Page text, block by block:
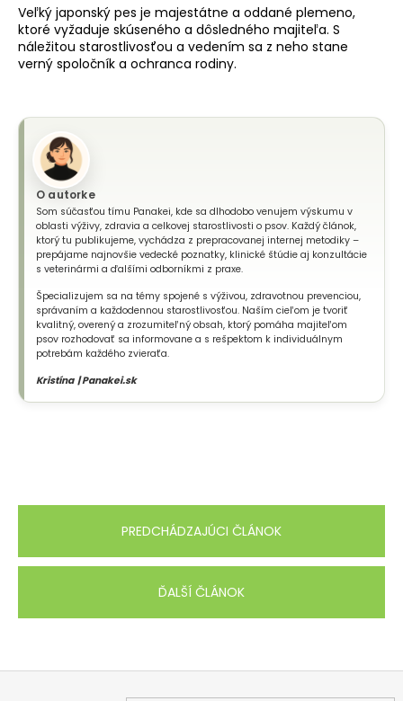
Veľký japonský pes je majestátne a oddané plemeno,
ktoré vyžaduje skúseného a dôsledného majiteľa. S
náležitou starostlivosťou a vedením sa z neho stane
verný spoločník a ochranca rodiny.
O autorke
Som súčasťou tímu Panakei, kde sa dlhodobo venujem výskumu v
oblasti výživy, zdravia a celkovej starostlivosti o psov. Každý článok,
ktorý tu publikujeme, vychádza z prepracovanej internej metodiky –
prepájame najnovšie vedecké poznatky, klinické štúdie aj konzultácie
s veterinármi a ďalšími odborníkmi z praxe.
Špecializujem sa na témy spojené s výživou, zdravotnou prevenciou,
správaním a každodennou starostlivosťou. Naším cieľom je tvoriť
kvalitný, overený a zrozumiteľný obsah, ktorý pomáha majiteľom
psov rozhodovať sa informovane a s rešpektom k individuálnym
potrebám každého zvieraťa.
Kristína | Panakei.sk
PREDCHÁDZAJÚCI ČLÁNOK
ĎALŠÍ ČLÁNOK